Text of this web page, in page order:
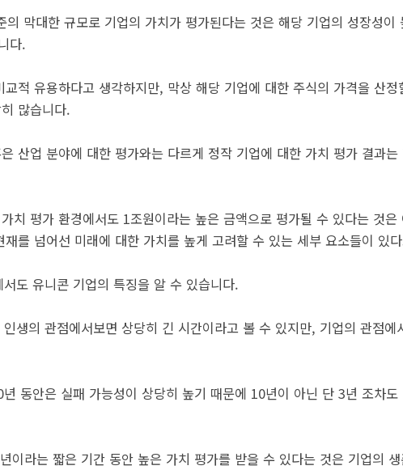
의 막대한 규모로 기업의 가치가 평가된다는 것은 해당 기업의 성장성이
다.
적 유용하다고 생각하지만, 막상 해당 기업에 대한 주식의 가격을 산
많습니다.
산업 분야에 대한 평가와는 다르게 정작 기업에 대한 가치 평가 결과
치 평가 환경에서도 1조원이라는 높은 금액으로 평가될 수 있다는 것
를 넘어선 미래에 대한 가치를 높게 고려할 수 있는 세부 요소들이 있
도 유니콘 기업의 특징을 알 수 있습니다.
생의 관점에서보면 상당히 긴 시간이라고 볼 수 있지만, 기업의 관점에
동안은 실패 가능성이 상당히 높기 때문에 10년이 아닌 단 3년 조차
이라는 짧은 기간 동안 높은 가치 평가를 받을 수 있다는 것은 기업의